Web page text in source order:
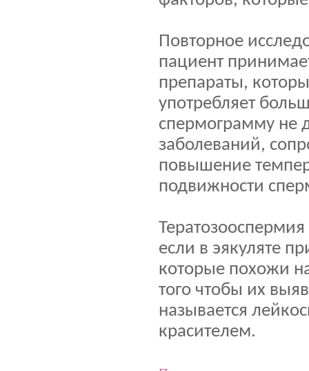
Повторное
пациент
препараты,
употребляет
спермограмму не
заболеваний,
повышение
подвижности
если в эякуляте
которые похожи
того чтобы их
называется
красителем.